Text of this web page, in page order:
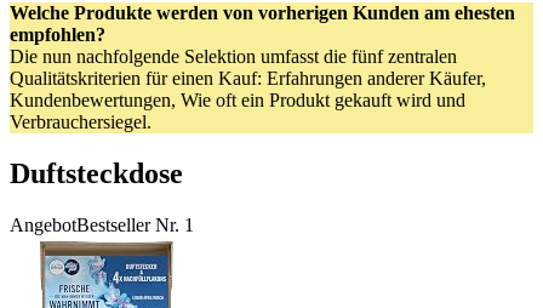
Welche Produkte werden von vorherigen Kunden am ehesten
empfohlen?
Die nun nachfolgende Selektion umfasst die fünf zentralen
Qualitätskriterien für einen Kauf: Erfahrungen anderer Käufer,
Kundenbewertungen, Wie oft ein Produkt gekauft wird und
Verbrauchersiegel.
Duftsteckdose
AngebotBestseller Nr. 1